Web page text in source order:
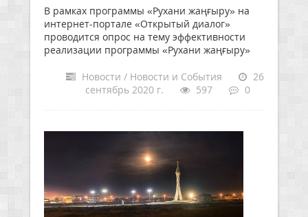
В рамках программы «Рухани жаңғыру» на
интернет-портале «Открытый диалог»
проводится опрос на тему эффективности
реализации программы «Рухани жаңғыру»
Новости / Новости и События
26
сентябрь 2020 г.
597 0